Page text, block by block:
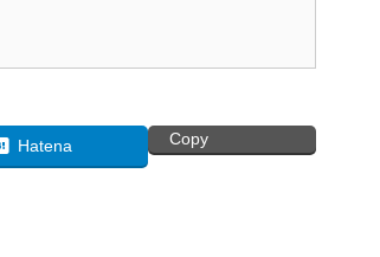
Hatena Copy